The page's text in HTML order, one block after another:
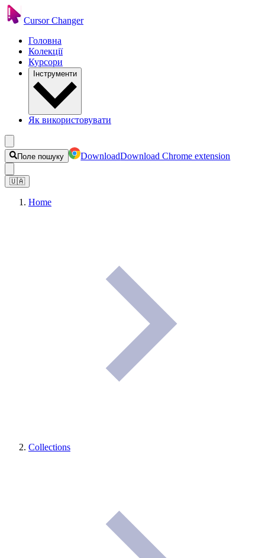
Cursor Changer
Головна
Колекції
Курсори
Інструменти
Як використовувати
Поле пошуку DownloadDownload Chrome extension
🇺🇦
Home
Collections